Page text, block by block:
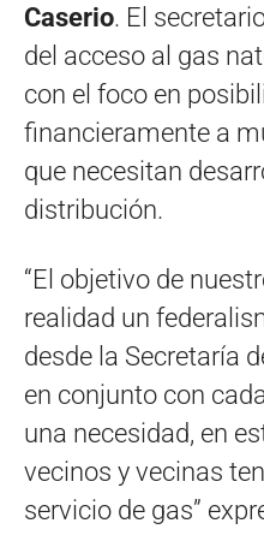
Caserio. El
del acceso al gas
con el foco en
financieramente a
que necesitan
distribución.
“El objetivo de
realidad un
desde la Secretaría
en conjunto con
una necesidad, en
vecinos y vecinas
servicio de gas”